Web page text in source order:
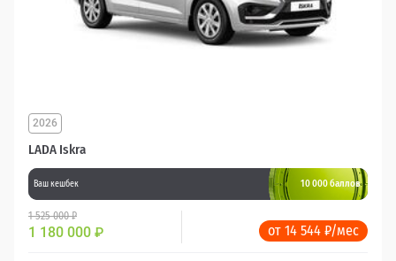
LADA Iskra
2026
Ваш кешбек 10 000 баллов
1 525 000 ₽
1 180 000 ₽ от 14 544 ₽/мес